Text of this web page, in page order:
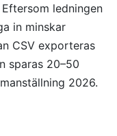
ledningen
in minskar
CSV exporteras
sparas 20–50
2026.